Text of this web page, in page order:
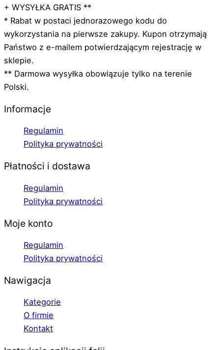
+ WYSYŁKA GRATIS **
* Rabat w postaci jednorazowego kodu do
wykorzystania na pierwsze zakupy. Kupon otrzymają
Państwo z e-mailem potwierdzającym rejestrację w
sklepie.
** Darmowa wysyłka obowiązuje tylko na terenie
Polski.
Informacje
Regulamin
Polityka prywatności
Płatności i dostawa
Regulamin
Polityka prywatności
Moje konto
Regulamin
Polityka prywatności
Nawigacja
Kategorie
O firmie
Kontakt